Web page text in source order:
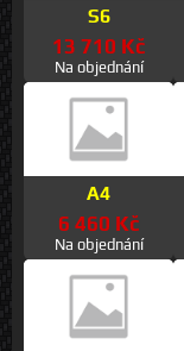
S6
13 710 Kč
Na objednání
A4
6 460 Kč
Na objednání